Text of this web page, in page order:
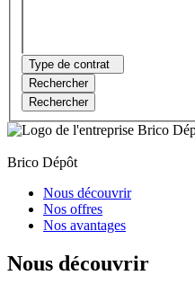
Type de contrat
Rechercher
Rechercher
Brico Dépôt
Nous découvrir
Nos offres
Nos avantages
Nous découvrir